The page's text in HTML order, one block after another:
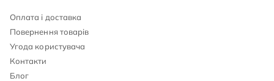
Оплата і доставка
Повернення товарів
Угода користувача
Контакти
Блог